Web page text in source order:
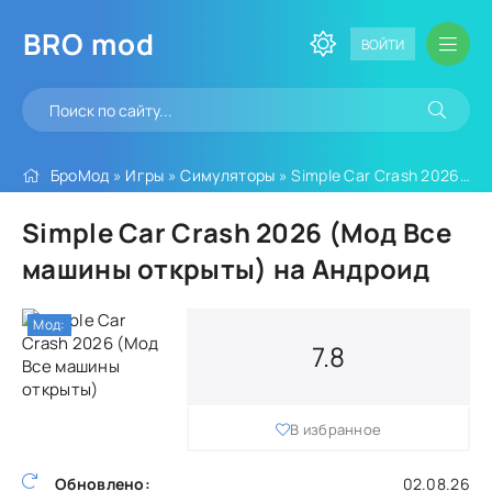
BRO mod ВОЙТИ
БроМод » Игры »Симуляторы » Simple Car Crash 2026 (Мод Все машины открыты)
Simple Car Crash 2026 (Мод Все
машины открыты) на Андроид
Обновлено:
02.08.26
7.8
В избранное
Мод: